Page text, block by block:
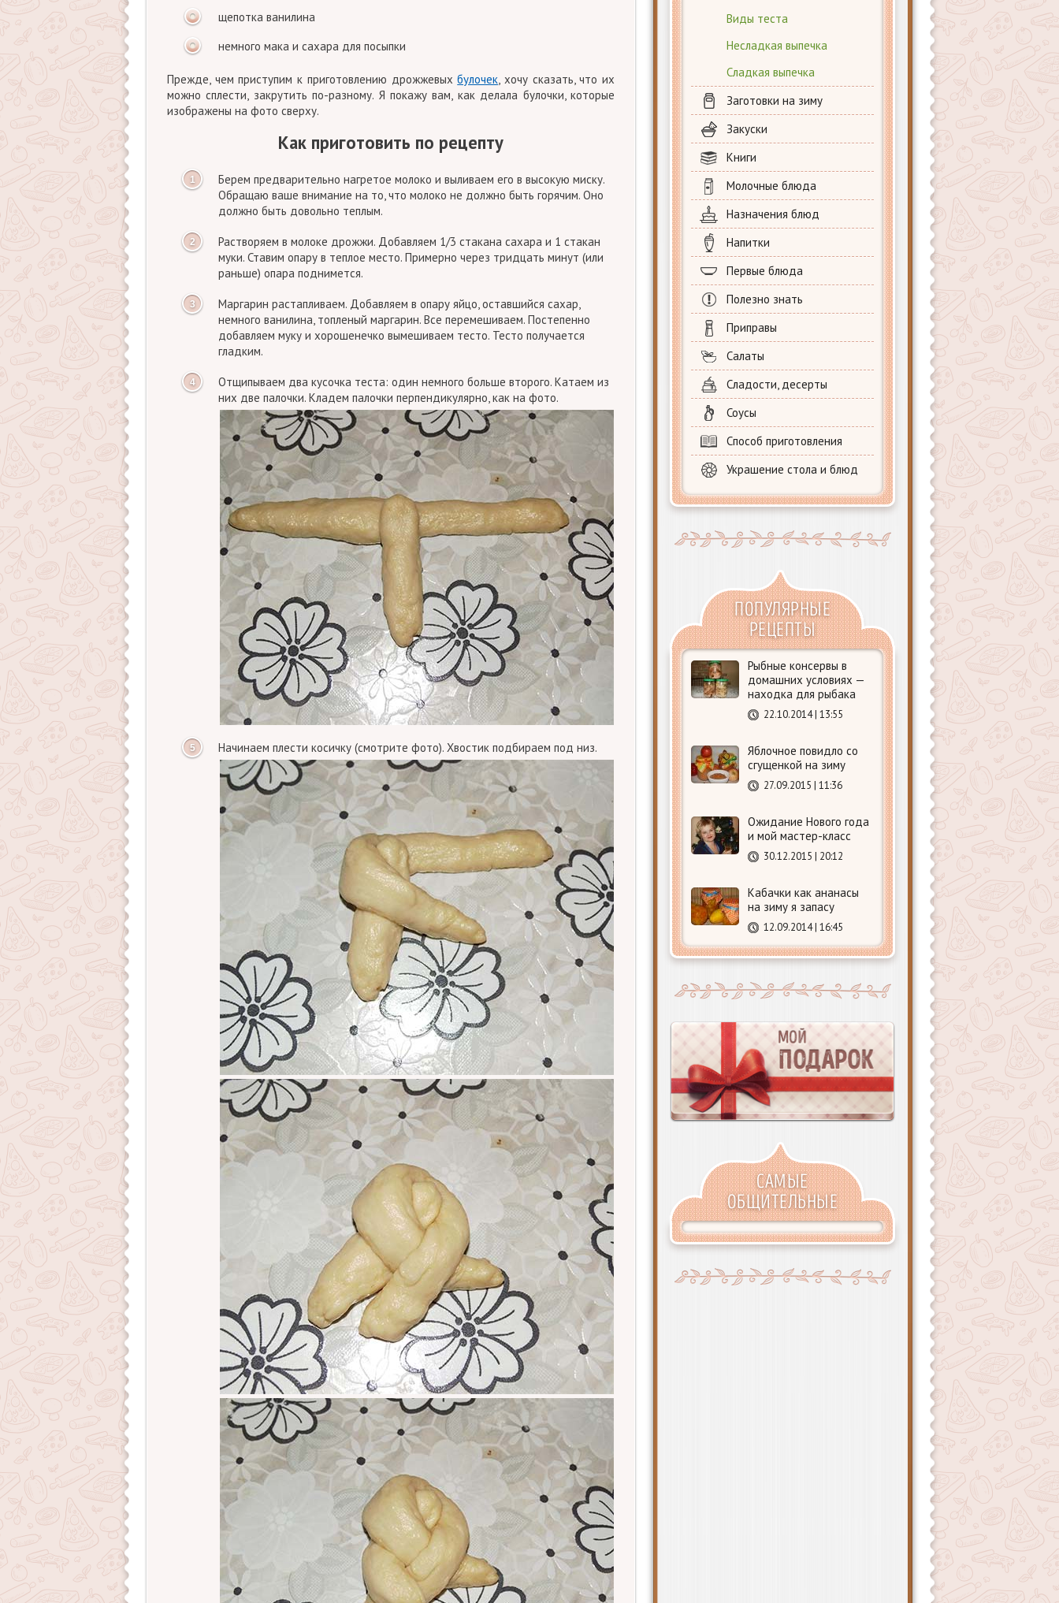
щепотка ванилина
немного мака и сахара для посыпки
Прежде, чем приступим к приготовлению дрожжевыхбулочек, хочу сказать, что их
можно сплести, закрутить по-разному. Я покажу вам, как делала булочки, которые
изображены на фото сверху.
Как приготовить по рецепту
Берем предварительно нагретое молоко и выливаем его в высокую миску.
Обращаю ваше внимание на то, что молоко не должно быть горячим. Оно
должно быть довольно теплым.
Растворяем в молоке дрожжи. Добавляем 1/3 стакана сахара и 1 стакан
муки. Ставим опару в теплое место. Примерно через тридцать минут (или
раньше) опара поднимется.
Маргарин растапливаем. Добавляем в опару яйцо, оставшийся сахар,
немного ванилина, топленый маргарин. Все перемешиваем. Постепенно
добавляем муку и хорошенечко вымешиваем тесто. Тесто получается
гладким.
Отщипываем два кусочка теста: один немного больше второго. Катаем из
них две палочки. Кладем палочки перпендикулярно, как на фото.
Начинаем плести косичку (смотрите фото). Хвостик подбираем под низ.
Виды теста
Несладкая выпечка
Сладкая выпечка
Заготовки на зиму
Закуски
Книги
Молочные блюда
Назначения блюд
Напитки
Первые блюда
Полезно знать
Приправы
Салаты
Сладости, десерты
Соусы
Способ приготовления
Украшение стола и блюд
ПОПУЛЯРНЫЕ
РЕЦЕПТЫ
Рыбные консервы в
домашних условиях —
находка для рыбака
22.10.2014 | 13:55
Яблочное повидло со
сгущенкой на зиму
27.09.2015 | 11:36
Ожидание Нового года
и мой мастер-класс
30.12.2015 | 20:12
Кабачки как ананасы
на зиму я запасу
12.09.2014 | 16:45
САМЫЕ
ОБЩИТЕЛЬНЫЕ